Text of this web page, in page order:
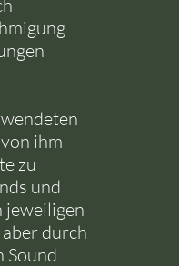
ihm
zu
und
jeweiligen
durch
Sound